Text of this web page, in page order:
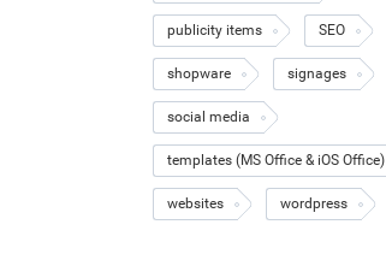
publicity items SEO
shopware signages
social media
templates (MS Office & iOS Office)
websites wordpress